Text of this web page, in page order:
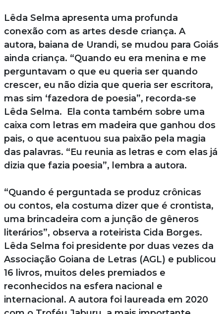
Lêda Selma apresenta uma profunda
conexão com as artes desde criança. A
autora, baiana de Urandi, se mudou para Goiás
ainda criança. “Quando eu era menina e me
perguntavam o que eu queria ser quando
crescer, eu não dizia que queria ser escritora,
mas sim ‘fazedora de poesia”, recorda-se
Lêda Selma. Ela conta também sobre uma
caixa com letras em madeira que ganhou dos
pais, o que acentuou sua paixão pela magia
das palavras. “Eu reunia as letras e com elas já
dizia que fazia poesia”, lembra a autora.
“Quando é perguntada se produz crônicas
ou contos, ela costuma dizer que é crontista,
uma brincadeira com a junção de gêneros
literários”, observa a roteirista Cida Borges.
Lêda Selma foi presidente por duas vezes da
Associação Goiana de Letras (AGL) e publicou
16 livros, muitos deles premiados e
reconhecidos na esfera nacional e
internacional. A autora foi laureada em 2020